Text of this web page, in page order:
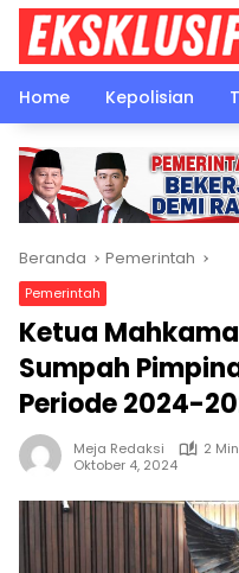
Langsung
konten
Home
Kepolisian
Beranda Pemerintah
Pemerintah
Ketua
Sumpah
Periode 2024-
Meja Redaksi
2
Oktober 4, 2024